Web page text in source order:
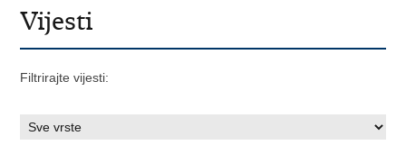
Vijesti
Filtrirajte vijesti: